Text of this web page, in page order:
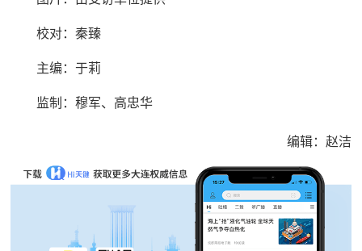
校对：秦臻
主编：于莉
监制：穆军、高忠华
编辑：赵洁